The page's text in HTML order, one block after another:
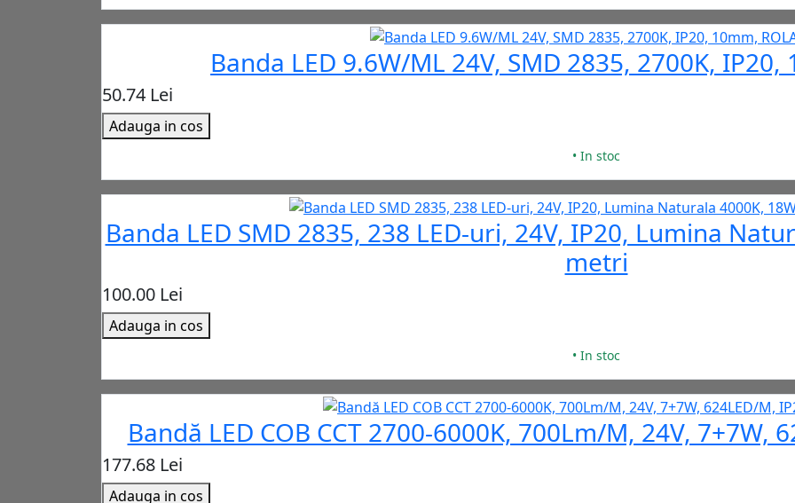
Banda LED 9.6W/ML 24V, SMD 2835, 2700K, IP20,
50.74 Lei
Adauga in cos
• In stoc
Banda LED SMD 2835, 238 LED-uri, 24V, IP20, Lumina
metri
100.00 Lei
Adauga in cos
• In stoc
Bandă LED COB CCT 2700-6000K, 700Lm/M, 24V, 7+7W,
177.68 Lei
Adauga in cos